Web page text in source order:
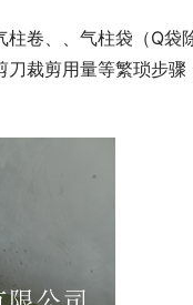
卷、、气柱袋（Q
裁剪用量等繁琐步